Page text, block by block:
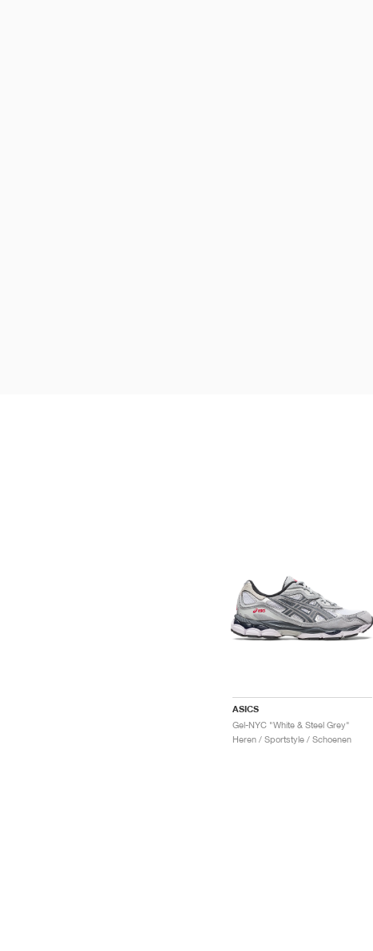
ASICS
Gel-NYC "White & Steel Grey"
Heren / Sportstyle / Schoenen